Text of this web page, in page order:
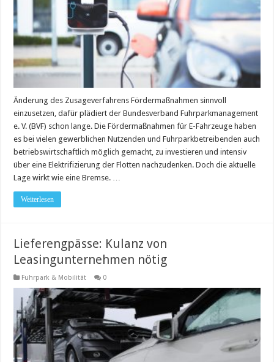
Änderung des Zusageverfahrens Fördermaßnahmen sinnvoll
einzusetzen, dafür plädiert der Bundesverband Fuhrparkmanagement
e. V. (BVF) schon lange. Die Fördermaßnahmen für E-Fahrzeuge haben
es bei vielen gewerblichen Nutzenden und Fuhrparkbetreibenden auch
betriebswirtschaftlich möglich gemacht, zu investieren und intensiv
über eine Elektrifizierung der Flotten nachzudenken. Doch die aktuelle
Lage wirkt wie eine Bremse. …
Weiterlesen
Lieferengpässe: Kulanz von
Leasingunternehmen nötig
Fuhrpark & Mobilität 0